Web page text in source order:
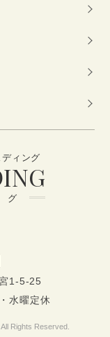
ィング
グ
1-5-25
水曜定休
Rights Reserved.